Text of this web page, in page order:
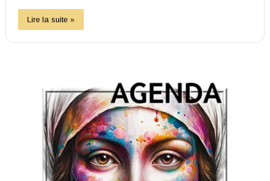
Lire la suite »